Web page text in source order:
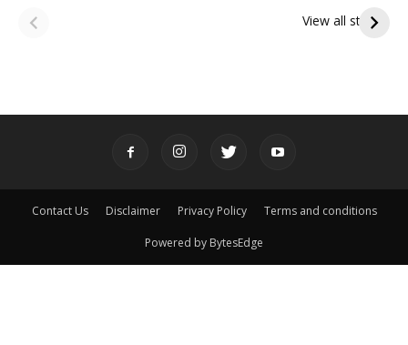
View all stories
పితృదేవతల ఆశీర్వాదం
ఇంద్రకీలాద్రి గిరి ప్రదక్షిణ
Contact Us Disclaimer Privacy Policy Terms and conditions
Powered by BytesEdge